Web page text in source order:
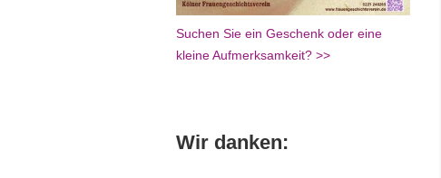
Suchen Sie ein Geschenk oder eine
kleine Aufmerksamkeit? >>
Wir danken: